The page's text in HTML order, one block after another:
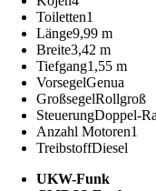
Toiletten1
Länge9,99 m
Breite3,42 m
Tiefgang1,55 m
VorsegelGenua
GroßsegelRollgroß
SteuerungDoppel-
Anzahl Motoren1
TreibstoffDiesel
UKW-Funk